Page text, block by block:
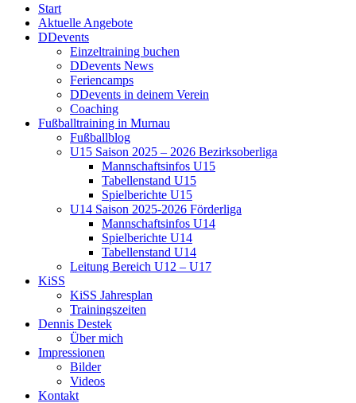
Start
Aktuelle Angebote
DDevents
Einzeltraining buchen
DDevents News
Feriencamps
DDevents in deinem Verein
Coaching
Fußballtraining in Murnau
Fußballblog
U15 Saison 2025 – 2026 Bezirksoberliga
Mannschaftsinfos U15
Tabellenstand U15
Spielberichte U15
U14 Saison 2025-2026 Förderliga
Mannschaftsinfos U14
Spielberichte U14
Tabellenstand U14
Leitung Bereich U12 – U17
KiSS
KiSS Jahresplan
Trainingszeiten
Dennis Destek
Über mich
Impressionen
Bilder
Videos
Kontakt